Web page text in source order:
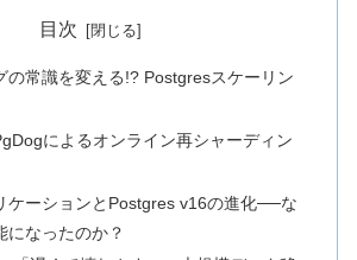
目次
の常識を変える!? Postgresスケーリン
によるオンライン再シャーディン
ケーションとPostgres v16の進化──な
になったのか？